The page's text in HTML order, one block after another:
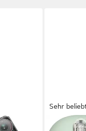
Sehr
FUJIFILM